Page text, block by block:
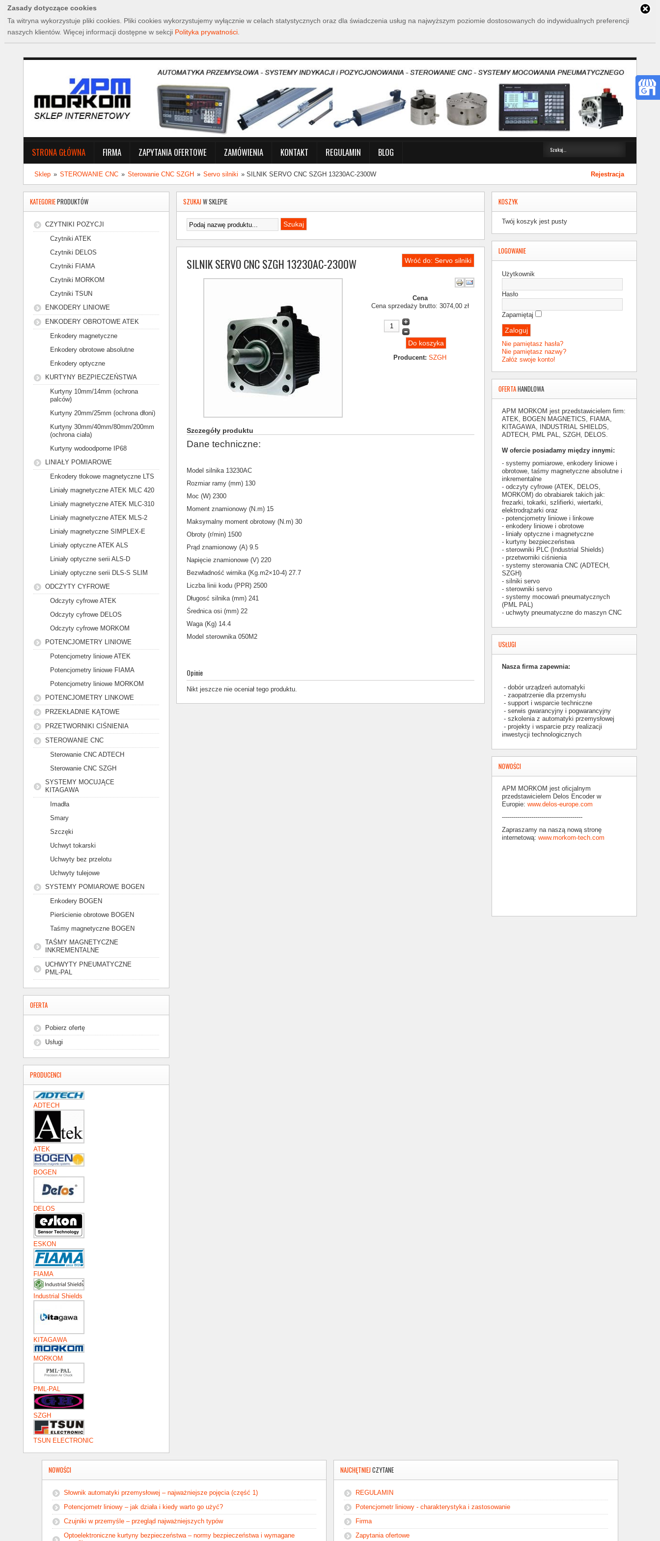
Zasady dotyczące cookies
Ta witryna wykorzystuje pliki cookies. Pliki cookies wykorzystujemy wyłącznie w celach statystycznych oraz dla świadczenia usług na najwyższym poziomie dostosowanych do indywidualnych preferencji
naszych klientów. Więcej informacji dostępne w sekcji Polityka prywatności.
STRONA GŁÓWNA FIRMA ZAPYTANIA OFERTOWE ZAMÓWIENIA KONTAKT REGULAMIN BLOG
Sklep » STEROWANIE CNC » Sterowanie CNC SZGH » Servo silniki »SILNIK SERVO CNC SZGH 13230AC-2300W Rejestracja
SZUKAJW SKLEPIE
Wróć do: Servo silniki
SILNIK SERVO CNC SZGH 13230AC-2300W
Cena
Cena sprzedaży brutto: 3074,00 zł
Producent:SZGH
Szczegóły produktu
Dane techniczne:
Model silnika 13230AC
Rozmiar ramy (mm) 130
Moc (W) 2300
Moment znamionowy (N.m) 15
Maksymalny moment obrotowy (N.m) 30
Obroty (r/min) 1500
Prąd znamionowy (A) 9.5
Napięcie znamionowe (V) 220
Bezwładność wirnika (Kg.m2×10-4) 27.7
Liczba linii kodu (PPR) 2500
Długosć silnika (mm) 241
Średnica osi (mm) 22
Waga (Kg) 14.4
Model sterownika 050M2
Opinie
Nikt jeszcze nie oceniał tego produktu.
KATEGORIEPRODUKTÓW
CZYTNIKI POZYCJI
Czytniki ATEK
Czytniki DELOS
Czytniki FIAMA
Czytniki MORKOM
Czytniki TSUN
ENKODERY LINIOWE
ENKODERY OBROTOWE ATEK
Enkodery magnetyczne
Enkodery obrotowe absolutne
Enkodery optyczne
KURTYNY BEZPIECZEŃSTWA
Kurtyny 10mm/14mm (ochrona
palców)
Kurtyny 20mm/25mm (ochrona dłoni)
Kurtyny 30mm/40mm/80mm/200mm
(ochrona ciała)
Kurtyny wodoodporne IP68
LINIAŁY POMIAROWE
Enkodery tłokowe magnetyczne LTS
Liniały magnetyczne ATEK MLC 420
Liniały magnetyczne ATEK MLC-310
Liniały magnetyczne ATEK MLS-2
Liniały magnetyczne SIMPLEX-E
Liniały optyczne ATEK ALS
Liniały optyczne serii ALS-D
Liniały optyczne serii DLS-S SLIM
ODCZYTY CYFROWE
Odczyty cyfrowe ATEK
Odczyty cyfrowe DELOS
Odczyty cyfrowe MORKOM
POTENCJOMETRY LINIOWE
Potencjometry liniowe ATEK
Potencjometry liniowe FIAMA
Potencjometry liniowe MORKOM
POTENCJOMETRY LINKOWE
PRZEKŁADNIE KĄTOWE
PRZETWORNIKI CIŚNIENIA
STEROWANIE CNC
Sterowanie CNC ADTECH
Sterowanie CNC SZGH
SYSTEMY MOCUJĄCE
KITAGAWA
Imadła
Smary
Szczęki
Uchwyt tokarski
Uchwyty bez przelotu
Uchwyty tulejowe
SYSTEMY POMIAROWE BOGEN
Enkodery BOGEN
Pierścienie obrotowe BOGEN
Taśmy magnetyczne BOGEN
TAŚMY MAGNETYCZNE
INKREMENTALNE
UCHWYTY PNEUMATYCZNE
PML-PAL
OFERTA
Pobierz ofertę
Usługi
PRODUCENCI
ADTECH
ATEK
BOGEN
DELOS
ESKON
FIAMA
Industrial Shields
KITAGAWA
MORKOM
PML-PAL
SZGH
TSUN ELECTRONIC
KOSZYK
Twój koszyk jest pusty
LOGOWANIE
Użytkownik
Hasło
Zapamiętaj
Nie pamiętasz hasła?
Nie pamiętasz nazwy?
Załóż swoje konto!
OFERTAHANDLOWA
APM MORKOM jest przedstawicielem firm:
ATEK, BOGEN MAGNETICS, FIAMA,
KITAGAWA, INDUSTRIAL SHIELDS,
ADTECH, PML PAL, SZGH, DELOS.
W ofercie posiadamy między innymi:
- systemy pomiarowe, enkodery liniowe i
obrotowe, taśmy magnetyczne absolutne i
inkrementalne
- odczyty cyfrowe (ATEK, DELOS,
MORKOM) do obrabiarek takich jak:
frezarki, tokarki, szlifierki, wiertarki,
elektrodrążarki oraz
- potencjometry liniowe i linkowe
- enkodery liniowe i obrotowe
- liniały optyczne i magnetyczne
- kurtyny bezpieczeństwa
- sterowniki PLC (Industrial Shields)
- przetworniki ciśnienia
- systemy sterowania CNC (ADTECH,
SZGH)
- silniki servo
- sterowniki servo
- systemy mocowań pneumatycznych
(PML PAL)
- uchwyty pneumatyczne do maszyn CNC
USŁUGI
Nasza firma zapewnia:
- dobór urządzeń automatyki
- zaopatrzenie dla przemysłu
- support i wsparcie techniczne
- serwis gwarancyjny i pogwarancyjny
- szkolenia z automatyki przemysłowej
- projekty i wsparcie przy realizacji
inwestycji technologicznych
NOWOŚCI
APM MORKOM jest oficjalnym
przedstawicielem Delos Encoder w
Europie:www.delos-europe.com
-----------------------------------------
Zapraszamy na naszą nową stronę
internetową:www.morkom-tech.com
NOWOŚCI
Słownik automatyki przemysłowej – najważniejsze pojęcia (część 1)
Potencjometr liniowy – jak działa i kiedy warto go użyć?
Czujniki w przemyśle – przegląd najważniejszych typów
Optoelektroniczne kurtyny bezpieczeństwa – normy bezpieczeństwa i wymagane
NAJCHĘTNIEJCZYTANE
REGULAMIN
Potencjometr liniowy - charakterystyka i zastosowanie
Firma
Zapytania ofertowe